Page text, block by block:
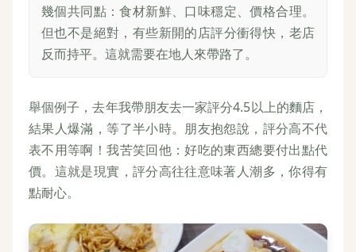
幾個共同點：食材新鮮、口味穩定、價格合理。
但也不是絕對，有些新開的店評分衝得快，老店
反而持平。這就需要在地人來帶路了。
舉個例子，去年我帶朋友去一家評分4.5以上的麵店，
結果人爆滿，等了半小時。朋友抱怨說，評分高不代
表不用等啊！我苦笑回他：好吃的東西總要付出點代
價。這就是現實，評分高往往意味著人潮多，你得有
點耐心。